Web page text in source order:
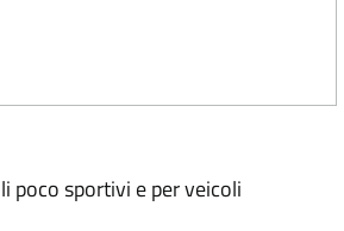
poco sportivi e per veicoli